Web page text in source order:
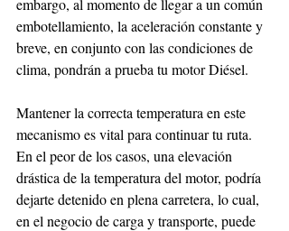
embargo, al momento de llegar a un común
embotellamiento, la aceleración constante y
breve, en conjunto con las condiciones de
clima, pondrán a prueba tu motor Diésel.
Mantener la correcta temperatura en este
mecanismo es vital para continuar tu ruta.
En el peor de los casos, una elevación
drástica de la temperatura del motor, podría
dejarte detenido en plena carretera, lo cual,
en el negocio de carga y transporte, puede